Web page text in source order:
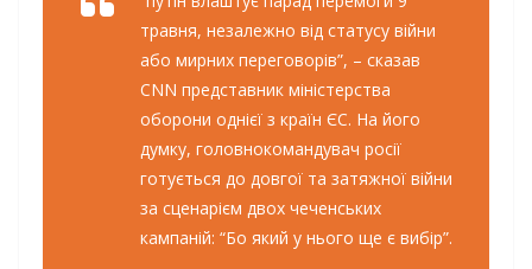
травня, незалежно від статусу війни
або мирних переговорів”, – сказав
CNN представник міністерства
оборони однієї з країн ЄС. На його
думку, головнокомандувач росії
готується до довгої та затяжної війни
за сценарієм двох чеченських
кампаній: “Бо який у нього ще є вибір”.